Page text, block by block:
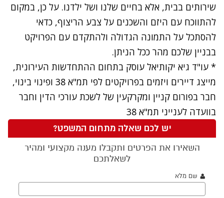
שירותים בבית, אלא בחיים שלנו ושל ילדנו. על כן, במקום
להתווכח עם היזם והשכנים על צבע הריצוף, כדאי
להסתכל על התמונה הגדולה ולהתקדם עם הפרויקט
בבניין שלכם מהר ככל הניתן.
* עו"ד גיא יקותיאל עוסק בתחום ההתחדשות העירונית,
מייצג דיירים ויזמים בפרויקטים לפי תמ"א 38 ופינוי בינוי,
חבר בפורום קניין ומקרקעין של לשכת עורכי הדין וחבר
בוועדה לענייני תמ"א 38